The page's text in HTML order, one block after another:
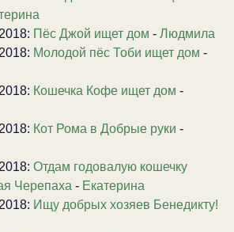
Пёс Джой ищет дом - Людмила
Молодой пёс Тоби ищет дом -
Кошечка Кофе ищет дом -
Кот Рома в Добрые руки -
Отдам годовалую кошечку
Черепаха - Екатерина
Ищу добрых хозяев Бенедикту!